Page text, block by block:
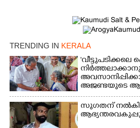
TRENDING IN KERALA
അജണ്ടയുടെ
സുഗതന്
ആഭ്യന്തരവകുപ്പും